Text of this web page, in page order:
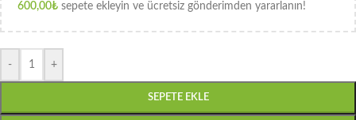
600,00₺ sepete ekleyin ve ücretsiz gönderimden yararlanın!
- +
SEPETE EKLE